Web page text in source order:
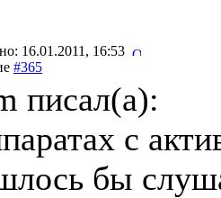
16.01.2011, 16:53
#365
писал(a):
с
бы